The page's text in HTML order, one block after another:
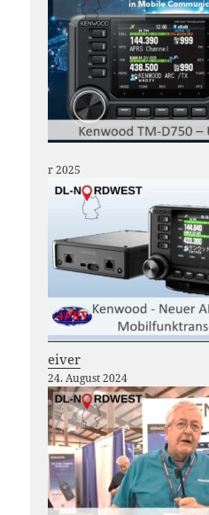
r 2025
eiver
24. August 2024